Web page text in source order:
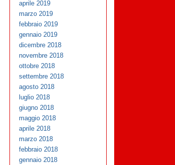
aprile 2019
marzo 2019
febbraio 2019
gennaio 2019
dicembre 2018
novembre 2018
ottobre 2018
settembre 2018
agosto 2018
luglio 2018
giugno 2018
maggio 2018
aprile 2018
marzo 2018
febbraio 2018
gennaio 2018